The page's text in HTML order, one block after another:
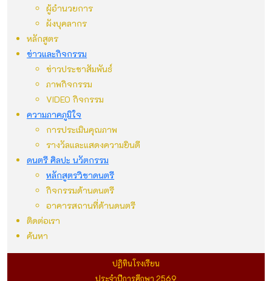
ผู้อำนวยการ
ผังบุคลากร
หลักสูตร
ข่าวและกิจกรรม
ข่าวประชาสัมพันธ์
ภาพกิจกรรม
VIDEO กิจกรรม
ความภาคภูมิใจ
การประเมินคุณภาพ
รางวัลและแสดงความยินดี
ดนตรี ศิลปะ นวัตกรรม
หลักสูตรวิชาดนตรี
กิจกรรมด้านดนตรี
อาคารสถานที่ด้านดนตรี
ติดต่อเรา
ค้นหา
ปฏิทินโรงเรียน
ประจำปีการศึกษา 2569